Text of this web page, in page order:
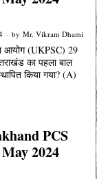
by Mr. Vikram Dhami
आयोग (UKPSC) 29
का पहला बाल
किया गया? (A)
PCS
2024